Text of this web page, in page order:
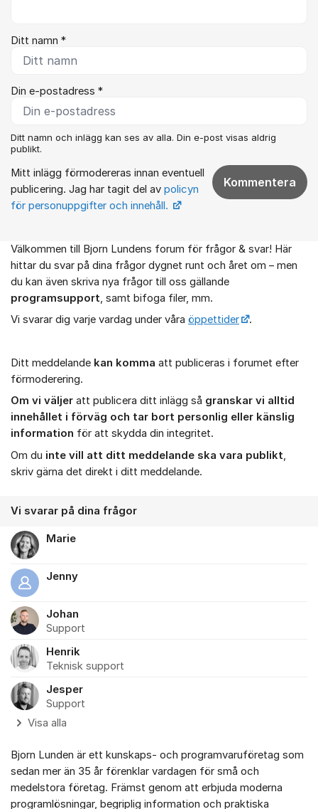
Ditt namn *
Din e-postadress *
Ditt namn och inlägg kan ses av alla. Din e-post visas aldrig
publikt.
Mitt inlägg förmodereras innan eventuell
publicering. Jag har tagit del av policyn
för personuppgifter och innehåll.
Kommentera
Om forumet
Välkommen till Bjorn Lundens forum för frågor & svar! Här
hittar du svar på dina frågor dygnet runt och året om – men
du kan även skriva nya frågor till oss gällande
programsupport , samt bifoga filer, mm.
Vi svarar dig varje vardag under våra öppettider .
Ditt meddelande kan komma att publiceras i forumet efter
förmoderering.
Om vi väljer att publicera ditt inlägg så granskar vi alltid
innehållet i förväg och tar bort personlig eller känslig
information för att skydda din integritet.
Om du inte vill att ditt meddelande ska vara publikt,
skriv gärna det direkt i ditt meddelande.
Vi svarar på dina frågor
Marie
Jenny
Johan
Support
Henrik
Teknisk support
Jesper
Support
Visa alla
Bjorn Lunden är ett kunskaps- och programvaruföretag som
sedan mer än 35 år förenklar vardagen för små och
medelstora företag. Främst genom att erbjuda moderna
programlösningar, begriplig information och praktiska